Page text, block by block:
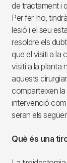
de tractament i
Per fer-ho,
lesió i el seu
resoldre els
que el visiti a la
visiti a la planta
aquests
comparteixen
intervenció com
seran els
Què és una